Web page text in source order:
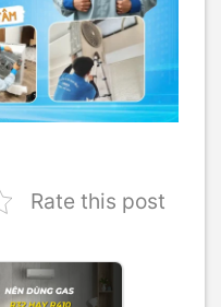
Rate this post